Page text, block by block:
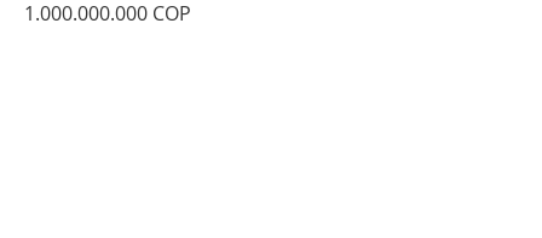
1.000.000.000 COP